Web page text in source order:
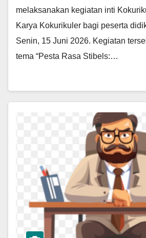
melaksanakan kegiatan inti
Karya Kokurikuler bagi peserta
Senin, 15 Juni 2026. Kegiatan
tema “Pesta Rasa Stibels:…